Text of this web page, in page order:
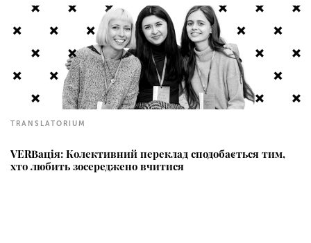
TRANSLATORIUM
VERBація: Колективний переклад сподобається тим,
хто любить зосереджено вчитися